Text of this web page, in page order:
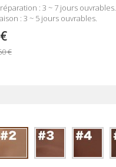
: 3 ~ 7 jours ouvrables.
: 3 ~ 5 jours ouvrables.
€